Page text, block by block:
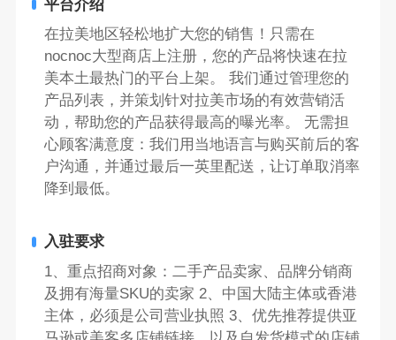
平台介绍
在拉美地区轻松地扩大您的销售！只需在
nocnoc大型商店上注册，您的产品将快速在拉
美本土最热门的平台上架。 我们通过管理您的
产品列表，并策划针对拉美市场的有效营销活
动，帮助您的产品获得最高的曝光率。 无需担
心顾客满意度：我们用当地语言与购买前后的客
户沟通，并通过最后一英里配送，让订单取消率
降到最低。
入驻要求
1、重点招商对象：二手产品卖家、品牌分销商
及拥有海量SKU的卖家 2、中国大陆主体或香港
主体，必须是公司营业执照 3、优先推荐提供亚